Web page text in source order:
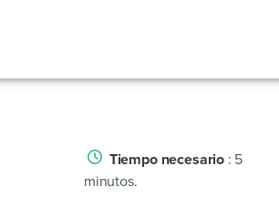
Tiempo necesario : 5
minutos.